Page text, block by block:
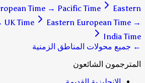
Time → Pacific Time
Eastern
UK Time Eastern European Time →
India Time
← جميع محولات المناطق الزمنية
المترجمون الشائعون